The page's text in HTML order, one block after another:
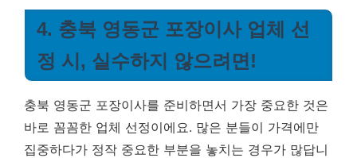
4. 충북 영동군 포장이사 업체 선
정 시, 실수하지 않으려면!
충북 영동군 포장이사를 준비하면서 가장 중요한 것은
바로 꼼꼼한 업체 선정이에요. 많은 분들이 가격에만
집중하다가 정작 중요한 부분을 놓치는 경우가 많답니